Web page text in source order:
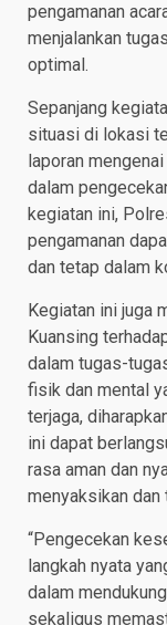
pengamanan
menjalankan
optimal.
Sepanjang
situasi di lokasi
laporan
dalam
kegiatan ini,
pengamanan
dan tetap dalam
Kegiatan ini juga
Kuansing
dalam tugas-
fisik dan mental
terjaga,
ini dapat
rasa aman dan
menyaksikan dan
“Pengecekan
langkah nyata
dalam
sekaligus